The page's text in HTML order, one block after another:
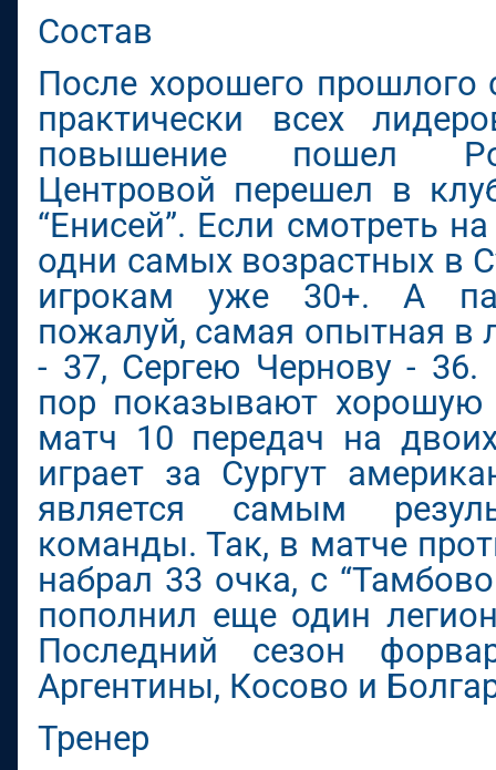
Состав
После хорошего прошлого
практически всех
повышение пошел
Центровой перешел в
“Енисей”. Если смотреть
одни самых возрастных в
игрокам уже 30+. А
пожалуй, самая опытная в
- 37, Сергею Чернову -
пор показывают хорошую
матч 10 передач на
играет за Сургут
является самым
команды. Так, в матче
набрал 33 очка, с
пополнил еще один
Последний сезон
Аргентины, Косово и
Тренер